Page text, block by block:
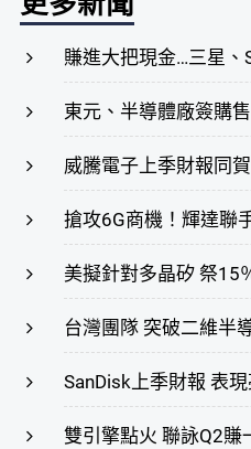
賺進大把現金…三星、
東元、半導體廠簽購
威騰電子上季財報同
搶攻6G商機！輝達聯
美擬針對多晶矽 祭15
台灣團隊 突破二維半
SanDisk上季財報 表
雙引擎點火 聯詠Q2賺